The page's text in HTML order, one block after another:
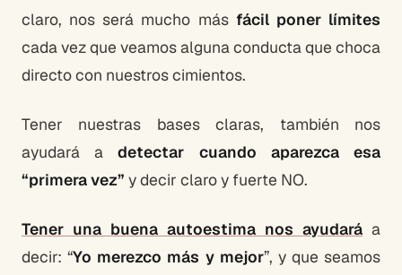
claro, nos será mucho más fácil poner límites
cada vez que veamos alguna conducta que choca
directo con nuestros cimientos.
Tener nuestras bases claras, también nos
ayudará a detectar cuando aparezca esa
“primera vez” y decir claro y fuerte NO.
Tener una buena autoestima nos ayudará a
decir: “Yo merezco más y mejor”, y que seamos